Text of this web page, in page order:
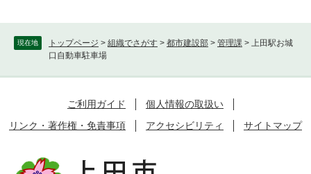
現在地 トップページ > 組織でさがす > 都市建設部 > 管理課 > 上田駅お城
口自動車駐車場
ご利用ガイド
個人情報の取扱い
リンク・著作権・免責事項
アクセシビリティ サイトマップ